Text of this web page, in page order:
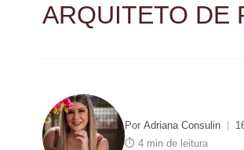
ARQUITETO DE
PorAdriana Consulin
⏱ 4 min de leitura